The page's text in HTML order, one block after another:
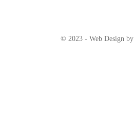
© 2023 - Web Design by